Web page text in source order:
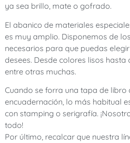
ya sea brillo, mate o gofrado.
El abanico de materiales
es muy amplio. Disponemos de
necesarios para que puedas
desees. Desde colores lisos
entre otras muchas.
Cuando se forra una tapa de libro
encuadernación, lo más habitual
con stamping o serigrafía.
todo!
Por último, recalcar que nuestra